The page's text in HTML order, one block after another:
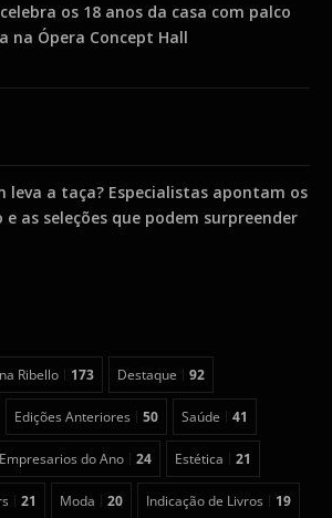
os 18 anos da casa com palco
na Ópera Concept Hall
leva a taça? Especialistas apontam os
as seleções que podem surpreender
Ribello 173 Destaque 92
Edições Anteriores 50 Saúde 41
Empresarios do Ano 24 Estética 21
21 Moda 20 Indicação de Livros 19